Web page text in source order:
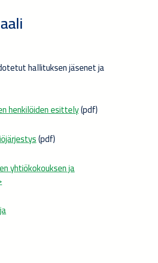
hallituksen jäsenet ja
henkilöiden esittely(pdf)
(pdf)
yhtiökokouksen ja